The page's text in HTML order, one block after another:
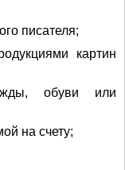
писателя;
картин
обуви или
на счету;